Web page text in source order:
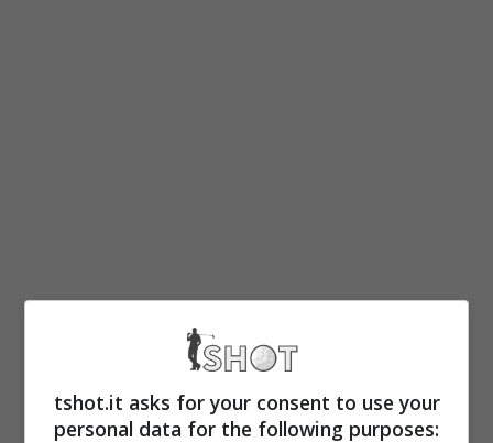
Si riprende la lotta per il nuovo torneo del
PGA Tour americano con l’
2008, con un ottimo montepremi grazie allo
tshot.it asks for your consent to use your
personal data for the following purposes: